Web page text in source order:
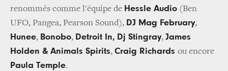
renommés comme l'équipe de Hessle Audio (Ben
UFO, Pangea, Pearson Sound), DJ Mag February,
Hunee, Bonobo, Detroit In, Dj Stingray, James
Holden & Animals Spirits, Craig Richards ou encore
Paula Temple.